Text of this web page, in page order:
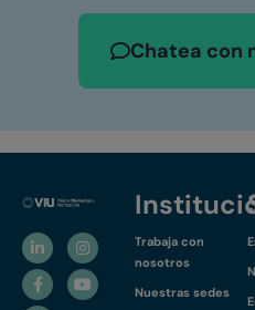
Chatea con
Trabaja con
nosotros
Nuestras sedes